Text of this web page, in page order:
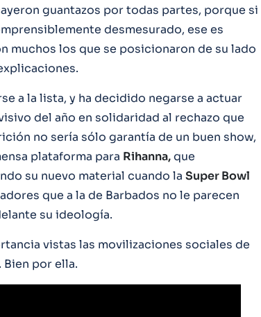
guantazos por todas partes, porque si
desmesurado, ese es
muchos los que se posicionaron de su lado
a la lista, y ha decidido negarse a actuar
del año en solidaridad al rechazo que
no sería sólo garantía de un buen show,
plataforma para Rihanna,que
su nuevo material cuando la Super Bowl
que a la de Barbados no le parecen
su ideología.
vistas las movilizaciones sociales de
por ella.